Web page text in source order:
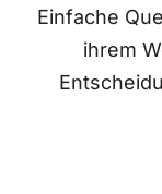
Einfache
ihrem